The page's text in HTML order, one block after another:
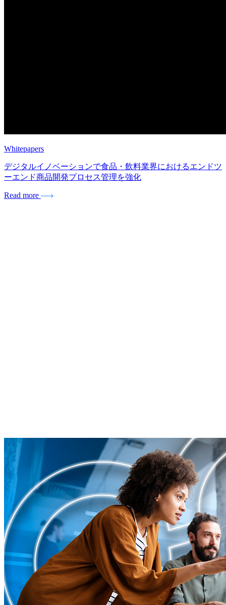
Whitepapers
デジタルイノベーションで食品・飲料業界におけるエンドツ
ーエンド商品開発プロセス管理を強化
Read more